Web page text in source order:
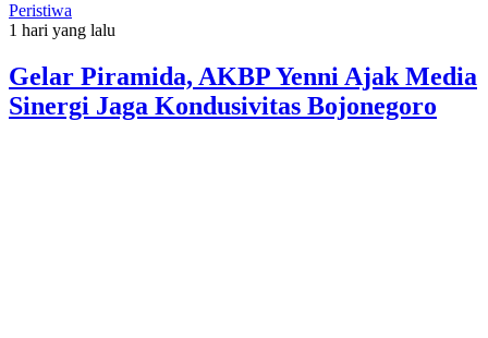
Peristiwa
1 hari yang lalu
Gelar Piramida, AKBP Yenni Ajak Media
Sinergi Jaga Kondusivitas Bojonegoro